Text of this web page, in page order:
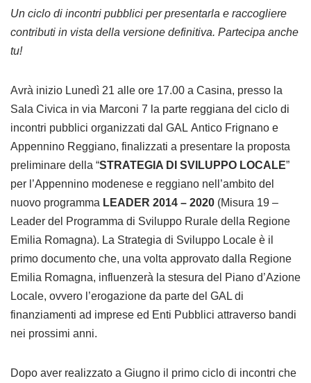
Un ciclo di incontri pubblici per presentarla e raccogliere
contributi in vista della versione definitiva. Partecipa anche
tu!
Avrà inizio Lunedì 21 alle ore 17.00 a Casina, presso la
Sala Civica in via Marconi 7 la parte reggiana del ciclo di
incontri pubblici organizzati dal GAL Antico Frignano e
Appennino Reggiano, finalizzati a presentare la proposta
preliminare della “STRATEGIA DI SVILUPPO LOCALE”
per l’Appennino modenese e reggiano nell’ambito del
nuovo programma LEADER 2014 – 2020 (Misura 19 –
Leader del Programma di Sviluppo Rurale della Regione
Emilia Romagna). La Strategia di Sviluppo Locale è il
primo documento che, una volta approvato dalla Regione
Emilia Romagna, influenzerà la stesura del Piano d’Azione
Locale, ovvero l’erogazione da parte del GAL di
finanziamenti ad imprese ed Enti Pubblici attraverso bandi
nei prossimi anni.
Dopo aver realizzato a Giugno il primo ciclo di incontri che